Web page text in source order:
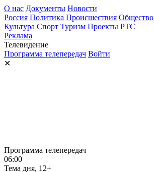
О нас Документы Новости
Россия Политика Происшествия Общество
Культура Спорт Туризм Проекты РТС
Реклама
Телевидение
Программа телепередач Войти
✕
Программа телепередач
06:00
Тема дня, 12+